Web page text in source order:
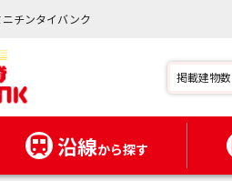
チンタイバンク
掲載建物数
沿線から探す